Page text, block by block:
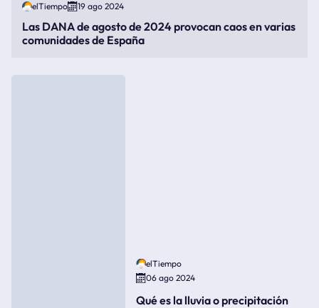
elTiempo 19 ago 2024
Las DANA de agosto de 2024 provocan caos en varias
comunidades de España
elTiempo
06 ago 2024
Qué es la lluvia o precipitación